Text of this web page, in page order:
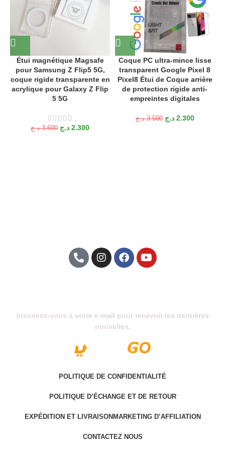
Fréquence : 20 Hz – 20 kHz.
Autonomie : Seulement 45 heures avec la batterie basse (ANC
désactivée).
Temps de charge :
Écouteurs : 1 heure.
Boîtier : 2,5 heures.
Port de chargement : USB-C.
Étui magnétique Magsafe
pour Samsung Z Flip5 5G,
coque rigide transparente en
acrylique pour Galaxy Z Flip
5 5G
3.600 د.ج 2.300 د.ج
Coque PC ultra-mince lisse
transparent Google Pixel 8
Pixel8 Étui de Coque arrière
de protection rigide anti-
empreintes digitales
3.500 د.ج 2.300 د.ج
Inscrivez-vous à votre e-mail pour recevoir les dernières
nouvelles.
POLITIQUE DE CONFIDENTIALITÉ
POLITIQUE D’ÉCHANGE ET DE RETOUR
EXPÉDITION ET LIVRAISON MARKETING D’AFFILIATION
CONTACTEZ NOUS